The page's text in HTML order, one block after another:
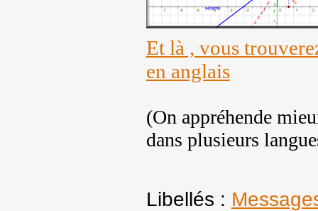
Et là , vous
en anglais
(On appréhende
dans plusieurs
Libellés :